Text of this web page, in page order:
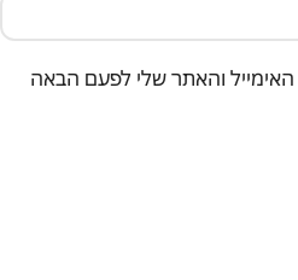
והאתר שלי לפעם הבאה